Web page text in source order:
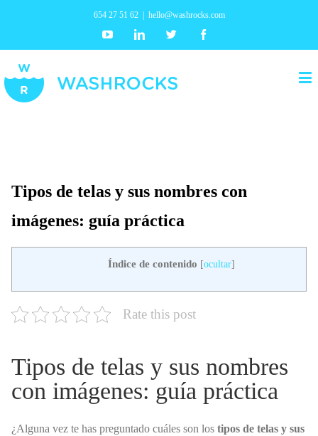
654 27 51 62 hello@washrocks.com
YoutubeLinkedin Twitter
Tipos de telas y sus nombres con
imágenes: guía práctica
Índice de contenido [ocultar]
Rate this post
Tipos de telas y sus nombres
con imágenes: guía práctica
¿Alguna vez te has preguntado cuáles son los tipos de telas y sus